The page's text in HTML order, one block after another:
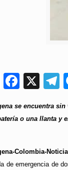
X
se encuentra
o una llanta y
Colombia-
de emergencia de